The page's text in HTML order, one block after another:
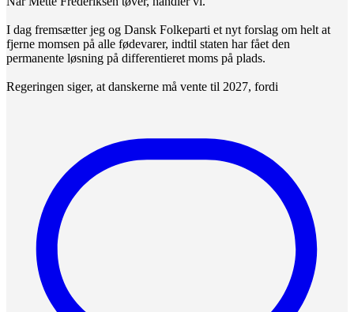
I dag fremsætter jeg og Dansk Folkeparti et nyt forslag om helt at
fjerne momsen på alle fødevarer, indtil staten har fået den
permanente løsning på differentieret moms på plads.
Regeringen siger, at danskerne må vente til 2027, fordi